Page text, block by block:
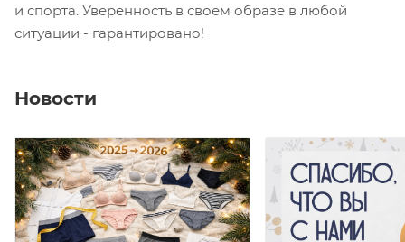
и спорта. Уверенность в своем образе в любой
ситуации - гарантировано!
Новости